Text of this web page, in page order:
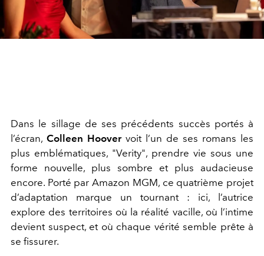
Dans le sillage de ses précédents succès portés à
l’écran, Colleen Hoovervoit l’un de ses romans les
plus emblématiques, "Verity", prendre vie sous une
forme nouvelle, plus sombre et plus audacieuse
encore. Porté par Amazon MGM, ce quatrième projet
d’adaptation marque un tournant : ici, l’autrice
explore des territoires où la réalité vacille, où l’intime
devient suspect, et où chaque vérité semble prête à
se fissurer.